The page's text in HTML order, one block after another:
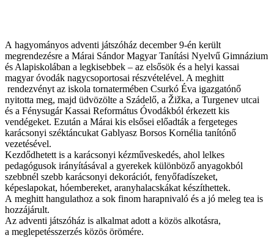
A hagyományos adventi játszóház december 9-én került
megrendezésre a Márai Sándor Magyar Tanítási Nyelvű Gimnázium
és Alapiskolában a legkisebbek – az elsősök és a helyi kassai
magyar óvodák nagycsoportosai részvételével. A meghitt
rendezvényt az iskola tornatermében Csurkó Éva igazgatónő
nyitotta meg, majd üdvözölte a Szádelő, a Žižka, a Turgenev utcai
és a Fénysugár Kassai Református Óvodákból érkezett kis
vendégeket. Ezután a Márai kis elsősei előadták a fergeteges
karácsonyi széktáncukat Gablyasz Borsos Kornélia tanítónő
vezetésével.
Kezdődhetett is a karácsonyi kézműveskedés, ahol lelkes
pedagógusok irányításával a gyerekek különböző anyagokból
szebbnél szebb karácsonyi dekorációt, fenyőfadíszeket,
képeslapokat, hóembereket, aranyhalacskákat készíthettek.
A meghitt hangulathoz a sok finom harapnivaló és a jó meleg tea is
hozzájárult.
Az adventi játszóház is alkalmat adott a közös alkotásra,
a meglepetésszerzés közös örömére.